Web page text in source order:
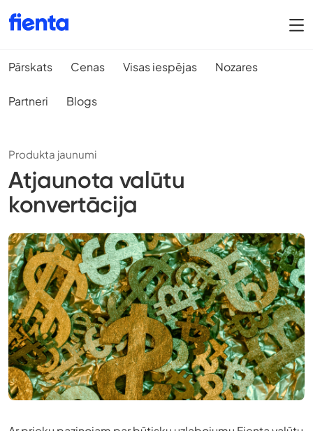
Pārskats Cenas Visas iespējas Nozares
Partneri Blogs
Produkta jaunumi
Atjaunota valūtu
konvertācija